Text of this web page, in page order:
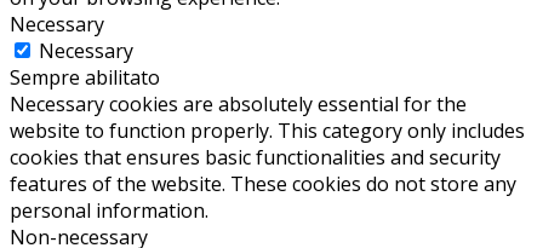
Necessary
Necessary
Sempre abilitato
Necessary cookies are absolutely essential for the
website to function properly. This category only includes
cookies that ensures basic functionalities and security
features of the website. These cookies do not store any
personal information.
Non-necessary